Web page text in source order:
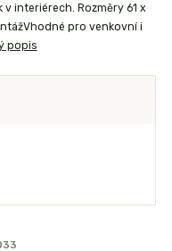
interiérech. Rozměry 61 x
pro venkovní i
popis